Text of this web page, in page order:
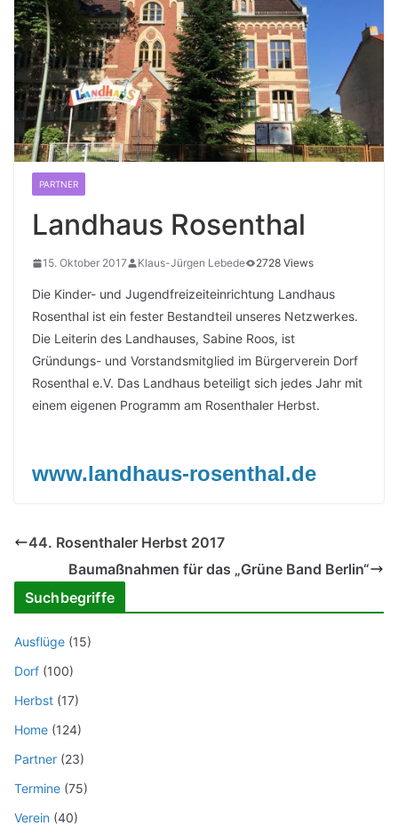
PARTNER
Landhaus Rosenthal
15. Oktober 2017 Klaus-Jürgen Lebede 2728 Views
Die Kinder- und Jugendfreizeiteinrichtung Landhaus
Rosenthal ist ein fester Bestandteil unseres Netzwerkes.
Die Leiterin des Landhauses, Sabine Roos, ist
Gründungs- und Vorstandsmitglied im Bürgerverein Dorf
Rosenthal e.V. Das Landhaus beteiligt sich jedes Jahr mit
einem eigenen Programm am Rosenthaler Herbst.
www.landhaus-rosenthal.de
44. Rosenthaler Herbst 2017
Baumaßnahmen für das „Grüne Band Berlin“
Suchbegriffe
Ausflüge (15)
Dorf (100)
Herbst (17)
Home (124)
Partner (23)
Termine (75)
Verein (40)